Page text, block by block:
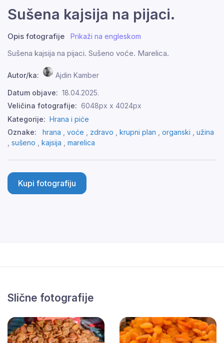
Sušena kajsija na pijaci.
Opis fotografije Prikaži na engleskom
Sušena kajsija na pijaci. Sušeno voće. Marelica.
Autor/ka: Ajdin Kamber
Datum objave: 18.04.2025.
Veličina fotografije: 6048px x 4024px
Kategorije: Hrana i piće
Oznake:
hrana voće zdravo krupni plan organski
užina
sušeno kajsija marelica
Kupi fotografiju
Slične fotografije